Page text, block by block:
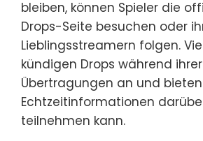
bleiben, können Spieler die
Drops-Seite besuchen oder
Lieblingsstreamern folgen.
kündigen Drops während ihrer
Übertragungen an und bieten
Echtzeitinformationen
teilnehmen kann.